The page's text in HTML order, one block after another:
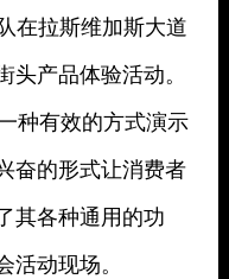
在拉斯维加斯大道
产品体验活动。
种有效的方式演示
奋的形式让消费者
其各种通用的功
动现场。